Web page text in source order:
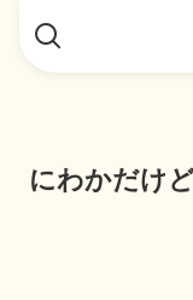
にわかだけ